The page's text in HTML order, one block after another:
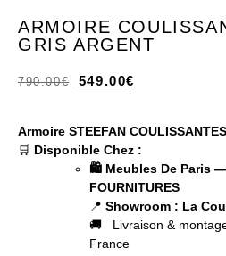
ARMOIRE
GRIS ARGENT
790.00€ 549.00€
Armoire STEEFAN
🛒 Disponible Chez :
🛍️ Meubles De Paris —
FOURNITURES
📍 Showroom : La
🚚 Livraison &
France